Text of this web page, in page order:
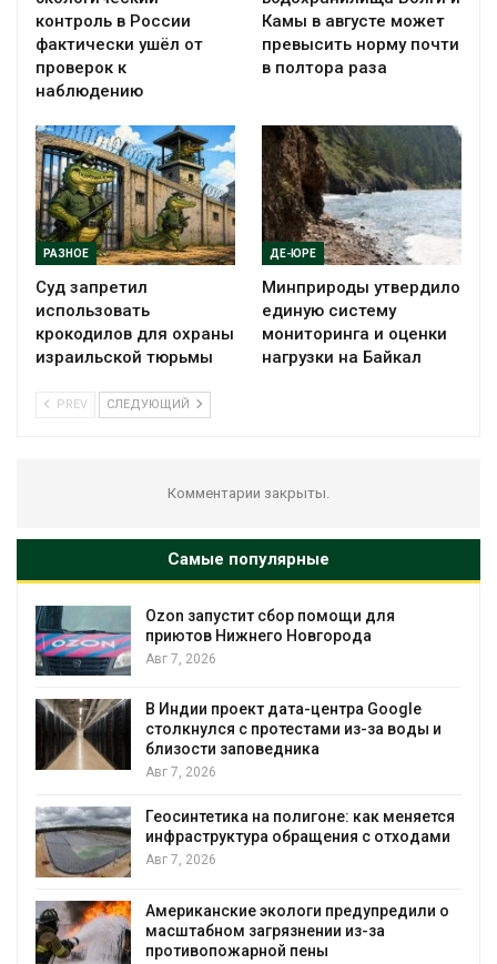
контроль в России
фактически ушёл от
проверок к
наблюдению
Камы в августе может
превысить норму почти
в полтора раза
РАЗНОЕ
Суд запретил
использовать
крокодилов для охраны
израильской тюрьмы
ДЕ-ЮРЕ
Минприроды утвердило
единую систему
мониторинга и оценки
нагрузки на Байкал
PREV СЛЕДУЮЩИЙ
Комментарии закрыты.
Самые популярные
Ozon запустит сбор помощи для
приютов Нижнего Новгорода
Авг 7, 2026
В Индии проект дата-центра Google
столкнулся с протестами из-за воды и
близости заповедника
Авг 7, 2026
Геосинтетика на полигоне: как меняется
инфраструктура обращения с отходами
Авг 7, 2026
Американские экологи предупредили о
масштабном загрязнении из-за
противопожарной пены